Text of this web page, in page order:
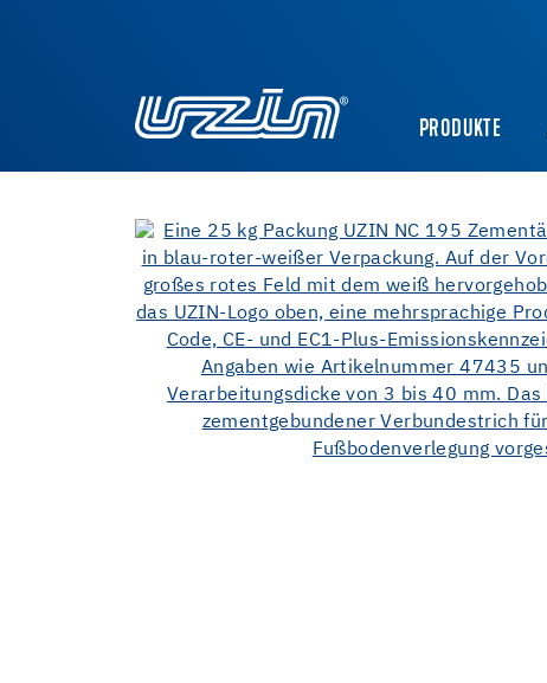
PRODUKTE